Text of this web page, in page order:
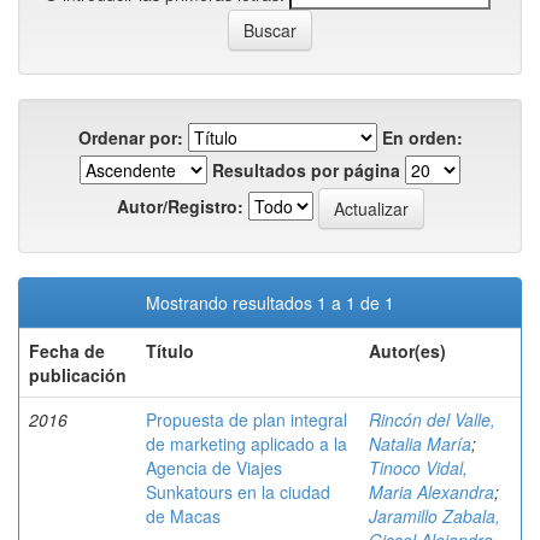
Ordenar por:
En orden:
Resultados por página
Autor/Registro:
Mostrando resultados 1 a 1 de 1
Fecha de
publicación
Título Autor(es)
2016
Propuesta de plan integral
de marketing aplicado a la
Agencia de Viajes
Sunkatours en la ciudad
de Macas
Rincón del Valle,
Natalia María;
Tinoco Vidal,
Maria Alexandra;
Jaramillo Zabala,